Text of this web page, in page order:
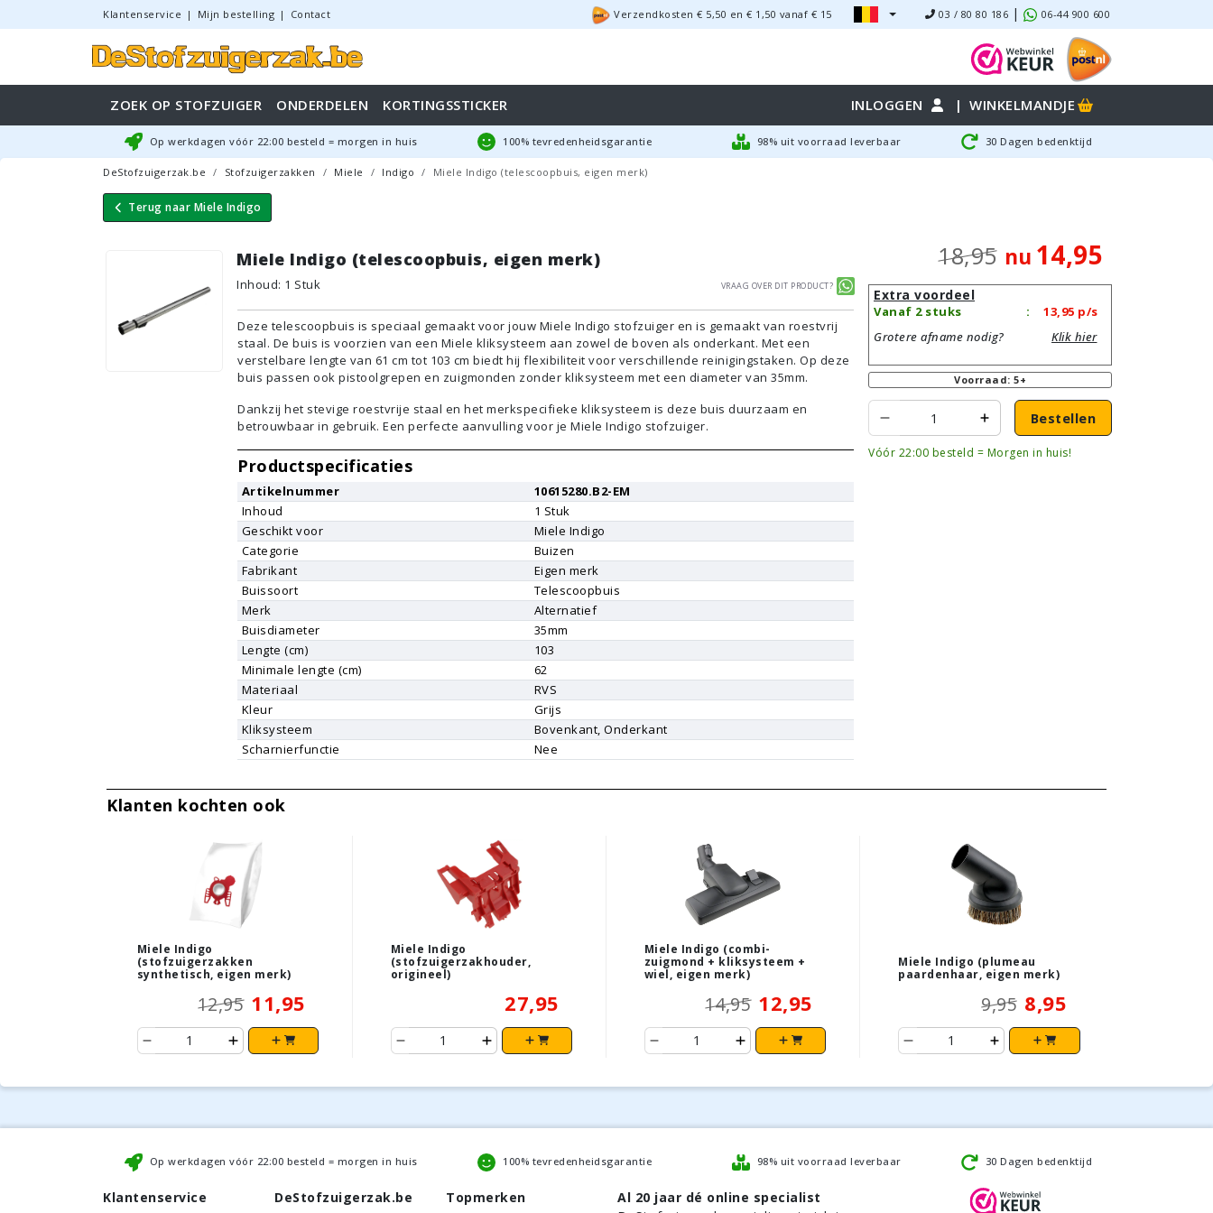
Klantenservice | Mijn bestelling | Contact Verzendkosten € 5,50 en € 1,50 vanaf € 15 03 / 80 80 186 | 06-44 900 600
ZOEK OP STOFZUIGER ONDERDELEN KORTINGSSTICKER INLOGGEN | WINKELMANDJE
Op werkdagen vóór 22:00 besteld = morgen in huis 100% tevredenheidsgarantie 98% uit voorraad leverbaar 30 Dagen bedenktijd
DeStofzuigerzak.be Stofzuigerzakken Miele Indigo Miele Indigo (telescoopbuis, eigen merk)
Terug naar Miele Indigo
Miele Indigo (telescoopbuis, eigen merk)
Inhoud: 1 Stuk Vraag over dit product?
Deze telescoopbuis is speciaal gemaakt voor jouw Miele Indigo stofzuiger en is gemaakt van roestvrij
staal. De buis is voorzien van een Miele kliksysteem aan zowel de boven als onderkant. Met een
verstelbare lengte van 61 cm tot 103 cm biedt hij flexibiliteit voor verschillende reinigingstaken. Op deze
buis passen ook pistoolgrepen en zuigmonden zonder kliksysteem met een diameter van 35mm.
Dankzij het stevige roestvrije staal en het merkspecifieke kliksysteem is deze buis duurzaam en
betrouwbaar in gebruik. Een perfecte aanvulling voor je Miele Indigo stofzuiger.
Productspecificaties
Artikelnummer
10615280.B2-EM
Inhoud
1 Stuk
Geschikt voor
Miele Indigo
Categorie
Buizen
Fabrikant
Eigen merk
Buissoort
Telescoopbuis
Merk
Alternatief
Buisdiameter
35mm
Lengte (cm)
103
Minimale lengte (cm)
62
Materiaal
RVS
Kleur
Grijs
Kliksysteem
Bovenkant, Onderkant
Scharnierfunctie
Nee
18,95 nu 14,95
Extra voordeel
Vanaf 2 stuks : 13,95 p/s
Grotere afname nodig?
Klik hier
Voorraad: 5+
Bestellen
Vóór 22:00 besteld = Morgen in huis!
Klanten kochten ook
Miele Indigo
(stofzuigerzakken
synthetisch, eigen merk)
12,95 11,95
Miele Indigo
(stofzuigerzakhouder,
origineel)
27,95
Miele Indigo (combi-
zuigmond + kliksysteem +
wiel, eigen merk)
14,95 12,95
Miele Indigo (plumeau
paardenhaar, eigen merk)
9,95 8,95
Op werkdagen vóór 22:00 besteld = morgen in huis 100% tevredenheidsgarantie 98% uit voorraad leverbaar 30 Dagen bedenktijd
Klantenservice
DeStofzuigerzak.be
Topmerken
Al 20 jaar dé online specialist